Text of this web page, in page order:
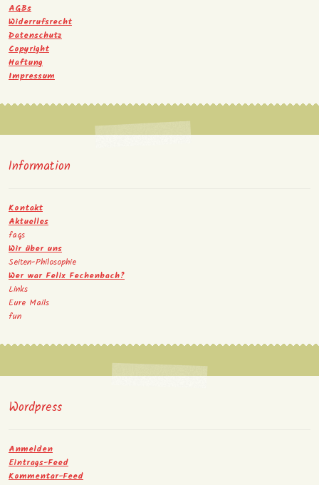
AGBs
Widerrufsrecht
Datenschutz
Copyright
Haftung
Impressum
Information
Kontakt
Aktuelles
faqs
Wir über uns
Seiten-Philosophie
Wer war Felix Fechenbach?
Links
Eure Mails
fun
Wordpress
Anmelden
Eintrags-Feed
Kommentar-Feed